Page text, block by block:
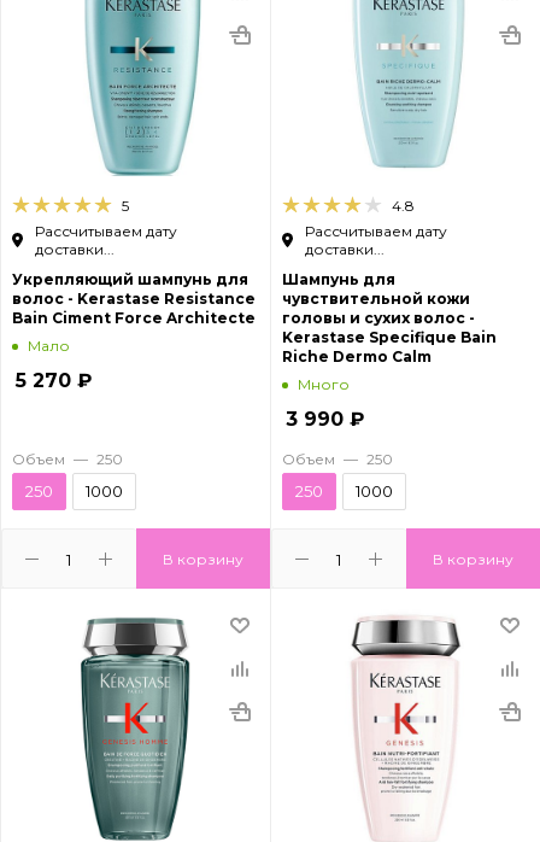
5
Рассчитываем дату
доставки...
Укрепляющий шампунь для
волос - Kerastase Resistance
Bain Ciment Force Architecte
Мало
5 270 ₽
В корзину
Объем — 250
250 1000
4.8
Рассчитываем дату
доставки...
Шампунь для
чувствительной кожи
головы и сухих волос -
Kerastase Specifique Bain
Riche Dermo Calm
Много
3 990 ₽
В корзину
Объем — 250
250 1000